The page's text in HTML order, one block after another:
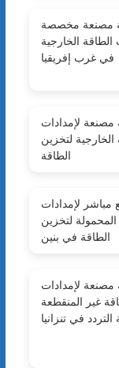
مصنعة مخصصة
الطاقة الخارجية
في غرب إفريقيا
لإمدادات
الخارجية لتخزين
الطاقة
مباشر لإمدادات
المحمولة لتخزين
الطاقة في بنين
لإمدادات
غير المنقطعة
التردد في تنزانيا